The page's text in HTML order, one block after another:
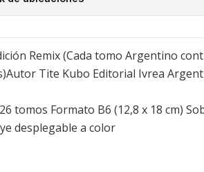
Remix (Cada tomo Argentino
Tite Kubo Editorial Ivrea
tomos Formato B6 (12,8 x 18 cm)
desplegable a color